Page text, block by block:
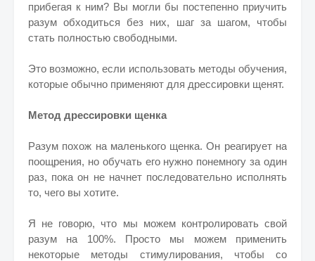
прибегая к ним? Вы могли бы постепенно приучить
разум обходиться без них, шаг за шагом, чтобы
стать полностью свободными.
Это возможно, если использовать методы обучения,
которые обычно применяют для дрессировки щенят.
Метод дрессировки щенка
Разум похож на маленького щенка. Он реагирует на
поощрения, но обучать его нужно понемногу за один
раз, пока он не начнет последовательно исполнять
то, чего вы хотите.
Я не говорю, что мы можем контролировать свой
разум на 100%. Просто мы можем применить
некоторые методы стимулирования, чтобы со